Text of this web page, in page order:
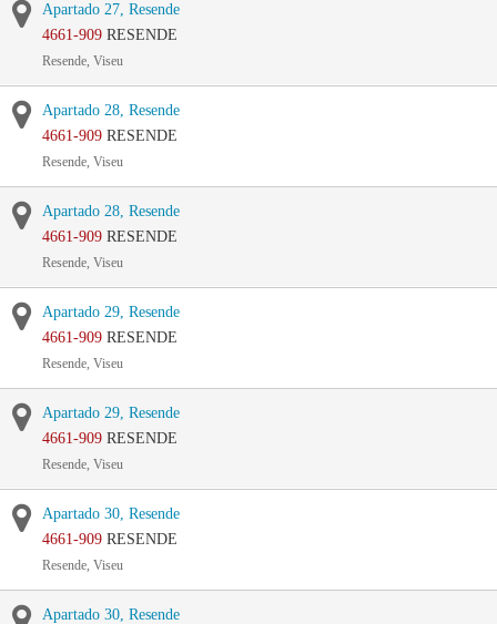
Apartado 27, Resende
4661-909 RESENDE
Resende, Viseu
Apartado 28, Resende
4661-909 RESENDE
Resende, Viseu
Apartado 28, Resende
4661-909 RESENDE
Resende, Viseu
Apartado 29, Resende
4661-909 RESENDE
Resende, Viseu
Apartado 29, Resende
4661-909 RESENDE
Resende, Viseu
Apartado 30, Resende
4661-909 RESENDE
Resende, Viseu
Apartado 30, Resende